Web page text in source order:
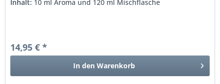
Inhalt: 10 ml Aroma und 120 ml Mischflasche
14,95 € *
In den Warenkorb